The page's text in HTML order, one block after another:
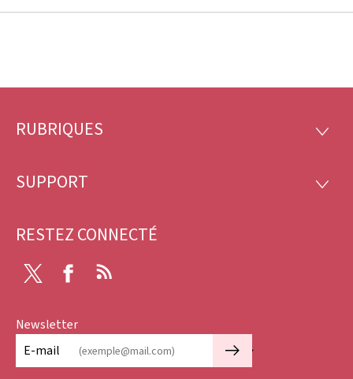
Pied
page
RUBRIQUES
SUPPORT
RESTEZ CONNECTÉ
Twitter Facebook
Newsletter
E-mail
🡒